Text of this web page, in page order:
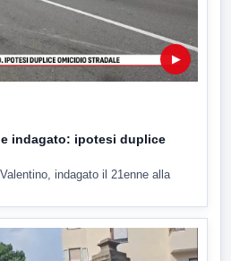
▶
indagato: ipotesi duplice
indagato il 21enne alla